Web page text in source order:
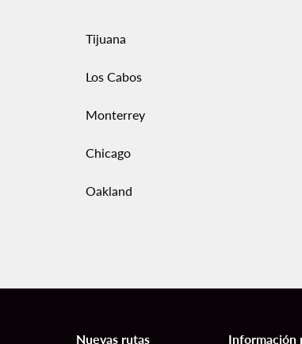
Tijuana
Los Cabos
Monterrey
Chicago
Oakland
Nuevas rutas Información